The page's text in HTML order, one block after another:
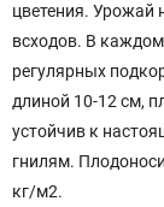
цветения. Урожай
всходов. В каждом
регулярных
длиной 10-12 см,
устойчив к
гнилям.
кг/м2.